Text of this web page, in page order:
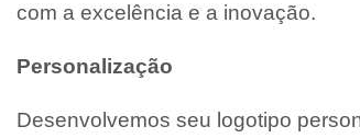
com a excelência e a inovação.
Personalização
Desenvolvemos seu logotipo